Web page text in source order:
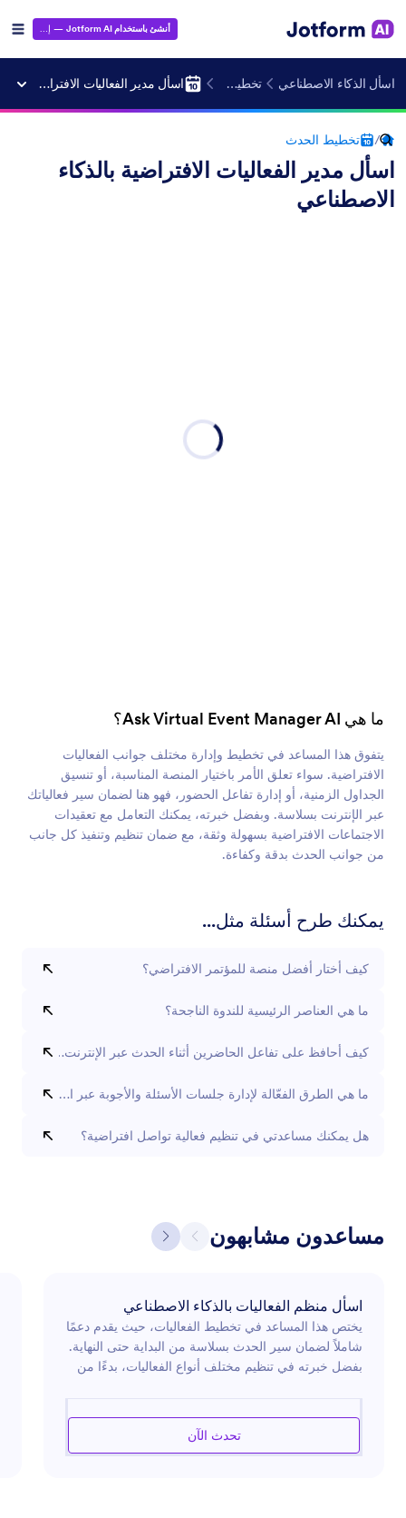
أنشئ باستخدام Jotform AI — إنه مجاني!
اسأل الذكاء الاصطناعي تخطيط الحدث اسأل مدير الفعاليات الافتراضية بالذكاء الاصطناعي
/ تخطيط الحدث
اسأل مدير الفعاليات الافتراضية بالذكاء
الاصطناعي
ما هي Ask Virtual Event Manager AI؟
يتفوق هذا المساعد في تخطيط وإدارة مختلف جوانب الفعاليات
الافتراضية. سواء تعلق الأمر باختيار المنصة المناسبة، أو تنسيق
الجداول الزمنية، أو إدارة تفاعل الحضور، فهو هنا لضمان سير فعالياتك
عبر الإنترنت بسلاسة. وبفضل خبرته، يمكنك التعامل مع تعقيدات
الاجتماعات الافتراضية بسهولة وثقة، مع ضمان تنظيم وتنفيذ كل جانب
من جوانب الحدث بدقة وكفاءة.
يمكنك طرح أسئلة مثل...
كيف أختار أفضل منصة للمؤتمر الافتراضي؟
ما هي العناصر الرئيسية للندوة الناجحة؟
كيف أحافظ على تفاعل الحاضرين أثناء الحدث عبر الإنترنت؟
ما هي الطرق الفعّالة لإدارة جلسات الأسئلة والأجوبة عبر الإنترنت؟
هل يمكنك مساعدتي في تنظيم فعالية تواصل افتراضية؟
مساعدون مشابهون
اسأل منظم الفعاليات بالذكاء الاصطناعي
يختص هذا المساعد في تخطيط الفعاليات، حيث يقدم دعمًا
شاملاً لضمان سير الحدث بسلاسة من البداية حتى النهاية.
بفضل خبرته في تنظيم مختلف أنواع الفعاليات، بدءًا من
الزمني، والمزيد. سواء كنت تخطط لتجمع صغير أو لفعالية
كبيرة، يوفر لك هذا المساعد رؤى قيّمة ومهارات تنظيمية
تحدث الآن